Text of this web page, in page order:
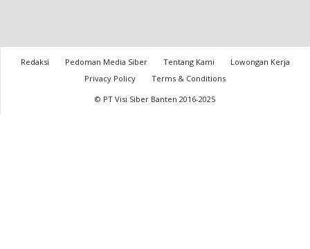
Redaksi Pedoman Media Siber Tentang Kami
Lowongan Kerja
Privacy Policy
Terms & Conditions
© PT Visi Siber Banten 2016-2025